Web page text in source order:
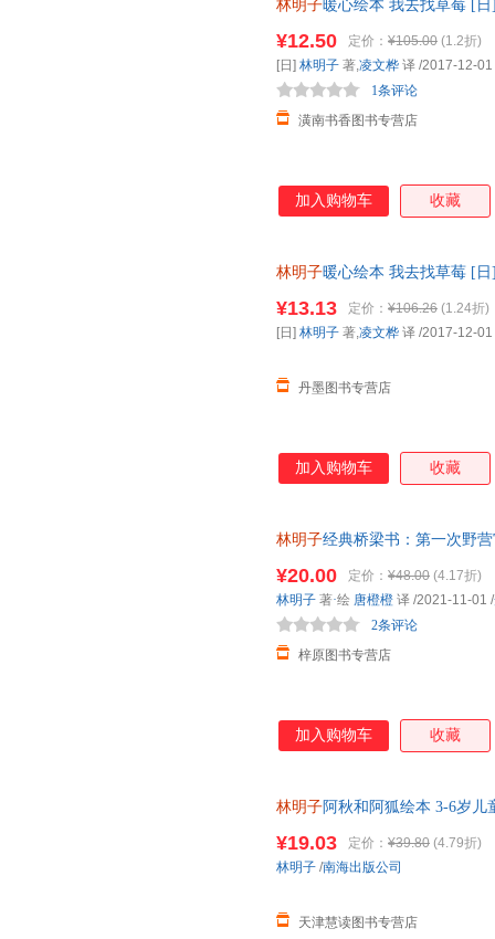
林明子暖心绘本 我去找草莓 [
¥12.50 定价： ¥105.00 (1.2折)
潢南书香图书专营店
1条评论
[日] 林明子 著,凌文桦 译 /2017-12-01
加入购物车 收藏
林明子暖心绘本 我去找草莓 [
¥13.13 定价： ¥106.26 (1.24折)
丹墨图书专营店
[日] 林明子 著,凌文桦 译 /2017-12-01
加入购物车 收藏
林明子经典桥梁书：第一次野
¥20.00 定价： ¥48.00 (4.17折)
梓原图书专营店
2条评论
林明子 著·绘 唐橙橙 译 /2021-11-01 /
加入购物车 收藏
林明子阿秋和阿狐绘本 3-6岁
¥19.03 定价： ¥39.80 (4.79折)
天津慧读图书专营店
林明子 /南海出版公司